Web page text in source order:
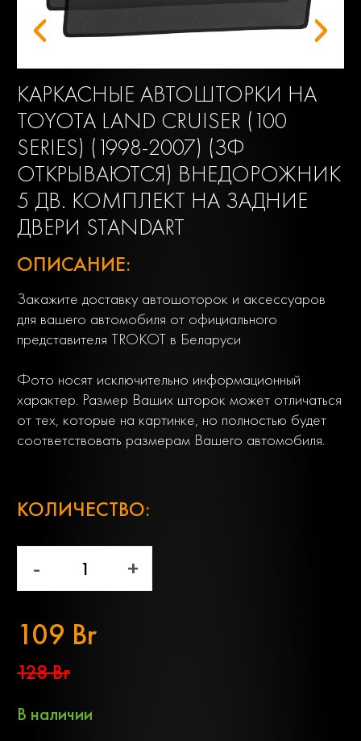
КАРКАСНЫЕ АВТОШТОРКИ НА
TOYOTA LAND CRUISER (100
SERIES) (1998-2007) (ЗФ
ОТКРЫВАЮТСЯ) ВНЕДОРОЖНИК
5 ДВ. КОМПЛЕКТ НА ЗАДНИЕ
ДВЕРИ STANDART
ОПИСАНИЕ:
Закажите доставку автошоторок и аксессуаров
для вашего автомобиля от официального
представителя TROKOT в Беларуси
Фото носят исключительно информационный
характер. Размер Ваших шторок может отличаться
от тех, которые на картинке, но полностью будет
соответствовать размерам Вашего автомобиля.
КОЛИЧЕСТВО:
- +
109 Br
128 Br
В наличии